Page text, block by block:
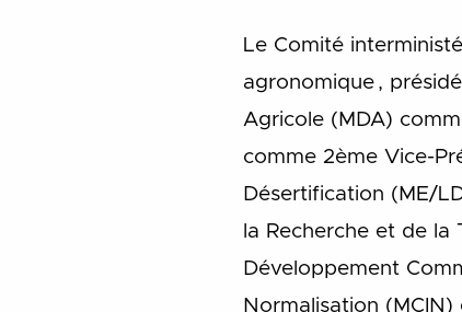
Le Comité
agronomique ,
Agricole (MDA)
comme 2ème Vice-
Désertification (ME/
la Recherche et de
Développement
Normalisation